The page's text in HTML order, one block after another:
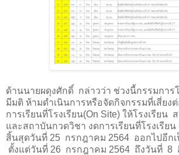
ด้านนายผดุงศักดิ์ กล่าวว่า ช่วงนี้กรรมการ
มีมติ ห้ามดำเนินการหรือจัดกิจกรรมที่เสี่ยง
การเรียนที่โรงเรียน(On Site) ให้โรงเรียน
และสถาบันกวดวิชา งดการเรียนที่โรงเรียน
สิ้นสุดวันที่ 25 กรกฎาคม 2564 ออกไปอีกเ
ตั้งแต่วันที่ 26 กรกฎาคม 2564 ถึงวันที่ 8